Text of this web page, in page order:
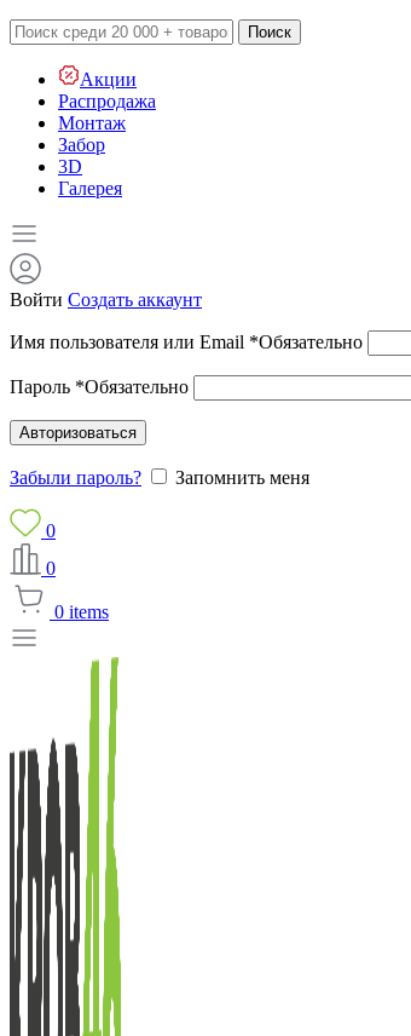
Поиск
Акции
Распродажа
Монтаж
Забор
3D
Галерея
Войти Создать аккаунт
Имя пользователя или Email *Обязательно
Пароль *Обязательно
Авторизоваться
Забыли пароль? Запомнить меня
0
0
0 items